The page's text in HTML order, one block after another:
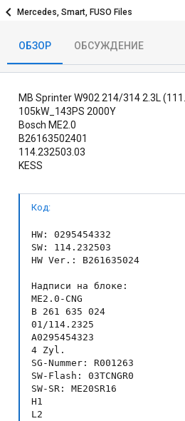
т
о
д
н
и
я
Mercedes, Smart, FUSO Files
ОБЗОР ОБСУЖДЕНИЕ
MB Sprinter W902 214/314 2.3L
105kW_143PS 2000Y
Bosch ME2.0
B26163502401
114.232503.03
KESS
Код:
HW: 0295454332
SW: 114.232503
HW Ver.: B261635024
Надписи на блоке:
ME2.0-CNG
B 261 635 024
01/114.2325
A0295454323
4 Zyl.
SG-Nummer: R001263
SW-Flash: 03TCNGR0
SW-SR: ME20SR16
H1
L2